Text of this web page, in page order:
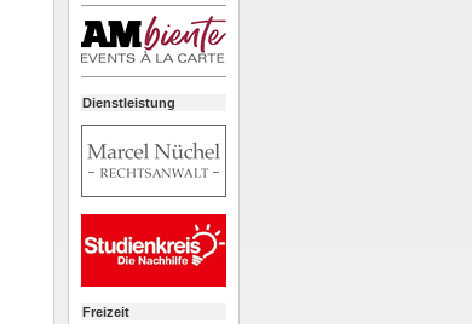
Dienstleistung
Freizeit